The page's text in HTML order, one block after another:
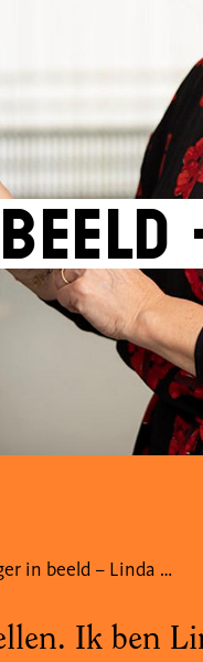
Vrijwilliger in beeld – Linda Wingen
Ik ben